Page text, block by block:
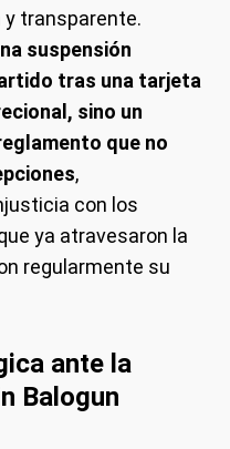
transparente.
suspensión
tras una tarjeta
sino un
que no
,
con los
ya atravesaron la
regularmente su
ante la
Balogun